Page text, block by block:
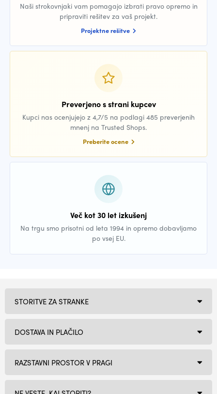
Naši strokovnjaki vam pomagajo izbrati pravo opremo in
pripraviti rešitev za vaš projekt.
Projektne rešitve
Preverjeno s strani kupcev
Kupci nas ocenjujejo z 4,7/5 na podlagi 485 preverjenih
mnenj na Trusted Shops.
Preberite ocene
Več kot 30 let izkušenj
Na trgu smo prisotni od leta 1994 in opremo dobavljamo
po vsej EU.
RAZSTAVNI PROSTOR V PRAGI
STORITVE ZA STRANKE
DOSTAVA IN PLAČILO